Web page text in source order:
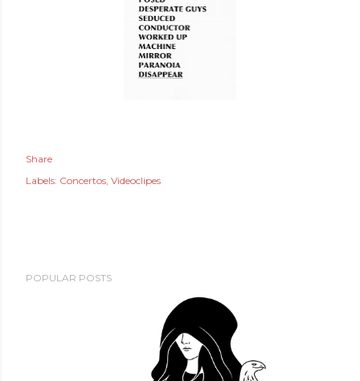
Share
Labels: Concertos Videoclipes
POPULAR POSTS